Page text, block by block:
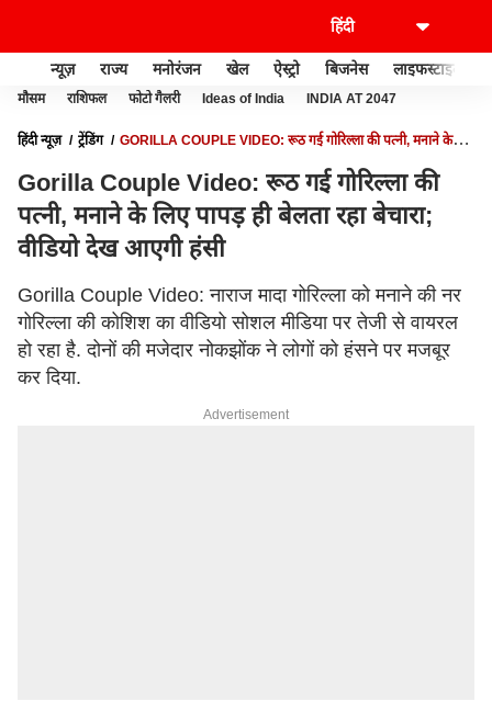
न्यूज़ राज्य मनोरंजन खेल ऐस्ट्रो बिजनेस लाइफस्टाइल
मौसम राशिफल फोटो गैलरी Ideas of India INDIA AT 2047
हिंदी न्यूज़ ट्रेंडिंग
GORILLA COUPLE VIDEO: रूठ गई गोरिल्ला की पत्नी, मनाने के
Gorilla Couple Video: रूठ गई गोरिल्ला की
पत्नी, मनाने के लिए पापड़ ही बेलता रहा बेचारा;
वीडियो देख आएगी हंसी
Gorilla Couple Video: नाराज मादा गोरिल्ला को मनाने की नर
गोरिल्ला की कोशिश का वीडियो सोशल मीडिया पर तेजी से वायरल
हो रहा है. दोनों की मजेदार नोकझोंक ने लोगों को हंसने पर मजबूर
कर दिया.
Advertisement